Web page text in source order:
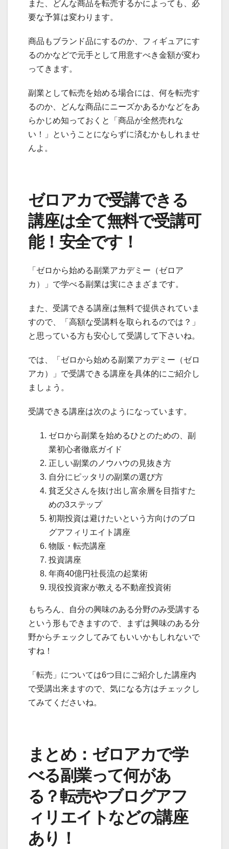
また、どんな商品を転売するかによっても、必
要な予算は変わります。
商品もブランド品にするのか、フィギュアにす
るのかなどで元手として用意すべき金額が変わ
ってきます。
副業として転売を始める場合には、何を転売す
るのか、どんな商品にニーズかあるかなどをあ
らかじめ知っておくと「商品が全然売れな
い！」ということにならずに済むかもしれませ
んよ。
ゼロアカで受講できる
講座は全て無料で受講可
能！安全です！
「ゼロから始める副業アカデミー（ゼロア
カ）」で学べる副業は実にさまざまです。
また、受講できる講座は無料で提供されていま
すので、「高額な受講料を取られるのでは？」
と思っている方も安心して受講して下さいね。
では、「ゼロから始める副業アカデミー（ゼロ
アカ）」で受講できる講座を具体的にご紹介し
ましょう。
受講できる講座は次のようになっています。
ゼロから副業を始めるひとのための、副
業初心者徹底ガイド
正しい副業のノウハウの見抜き方
自分にピッタリの副業の選び方
貧乏父さんを抜け出し富余層を目指すた
めの3ステップ
初期投資は避けたいという方向けのブロ
グアフィリエイト講座
物販・転売講座
投資講座
年商40億円社長流の起業術
現役投資家が教える不動産投資術
もちろん、自分の興味のある分野のみ受講する
という形もできますので、まずは興味のある分
野からチェックしてみてもいいかもしれないで
すね！
「転売」については6つ目にご紹介した講座内
で受講出来ますので、気になる方はチェックし
てみてくださいね。
まとめ：ゼロアカで学
べる副業って何があ
る？転売やブログアフ
ィリエイトなどの講座
あり！